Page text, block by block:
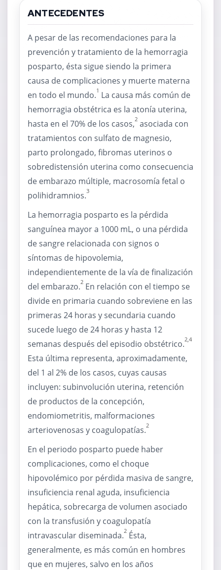
ANTECEDENTES
A pesar de las recomendaciones para la
prevención y tratamiento de la hemorragia
posparto, ésta sigue siendo la primera
causa de complicaciones y muerte materna
en todo el mundo.1 La causa más común de
hemorragia obstétrica es la atonía uterina,
hasta en el 70% de los casos,2 asociada con
tratamientos con sulfato de magnesio,
parto prolongado, fibromas uterinos o
sobredistensión uterina como consecuencia
de embarazo múltiple, macrosomía fetal o
polihidramnios.3
La hemorragia posparto es la pérdida
sanguínea mayor a 1000 mL, o una pérdida
de sangre relacionada con signos o
síntomas de hipovolemia,
independientemente de la vía de finalización
del embarazo.2 En relación con el tiempo se
divide en primaria cuando sobreviene en las
primeras 24 horas y secundaria cuando
sucede luego de 24 horas y hasta 12
semanas después del episodio obstétrico.2,4
Esta última representa, aproximadamente,
del 1 al 2% de los casos, cuyas causas
incluyen: subinvolución uterina, retención
de productos de la concepción,
endomiometritis, malformaciones
arteriovenosas y coagulopatías.2
En el periodo posparto puede haber
complicaciones, como el choque
hipovolémico por pérdida masiva de sangre,
insuficiencia renal aguda, insuficiencia
hepática, sobrecarga de volumen asociado
con la transfusión y coagulopatía
intravascular diseminada.2 Ésta,
generalmente, es más común en hombres
que en mujeres, salvo en los años